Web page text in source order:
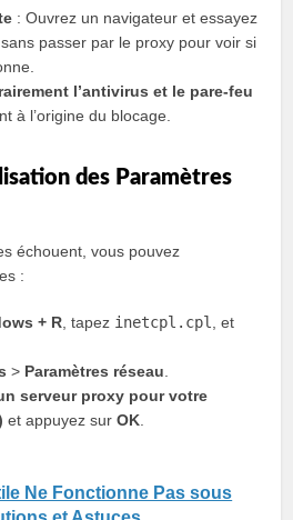
: Ouvrez un navigateur et essayez
passer par le proxy pour voir si
l’antivirus et le pare-feu
à l’origine du blocage.
des Paramètres
échouent, vous pouvez
:
+ R , tapez inetcpl.cpl
, et
> Paramètres réseau
serveur proxy pour votre
et appuyez surOK
Ne Fonctionne Pas sous